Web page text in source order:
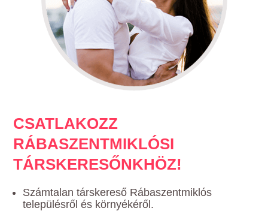
CSATLAKOZZ
RÁBASZENTMIKLÓSI
TÁRSKERESŐNKHÖZ!
Számtalan társkereső Rábaszentmiklós
településről és környékéről.